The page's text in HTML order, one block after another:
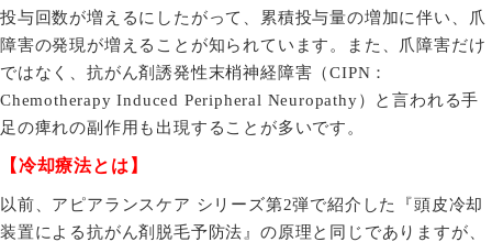
投与回数が増えるにしたがって、累積投与量の増加に伴い、爪
障害の発現が増えることが知られています。また、爪障害だけ
ではなく、抗がん剤誘発性末梢神経障害（CIPN ：
Chemotherapy Induced Peripheral Neuropathy）と言われる手
足の痺れの副作用も出現することが多いです。
【冷却療法とは】
以前、アピアランスケア シリーズ第2弾で紹介した『頭皮冷却
装置による抗がん剤脱毛予防法』の原理と同じでありますが、